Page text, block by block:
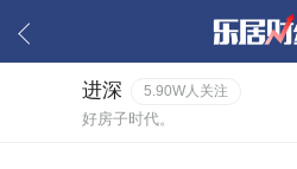
进深 5.90W人关注
好房子时代。